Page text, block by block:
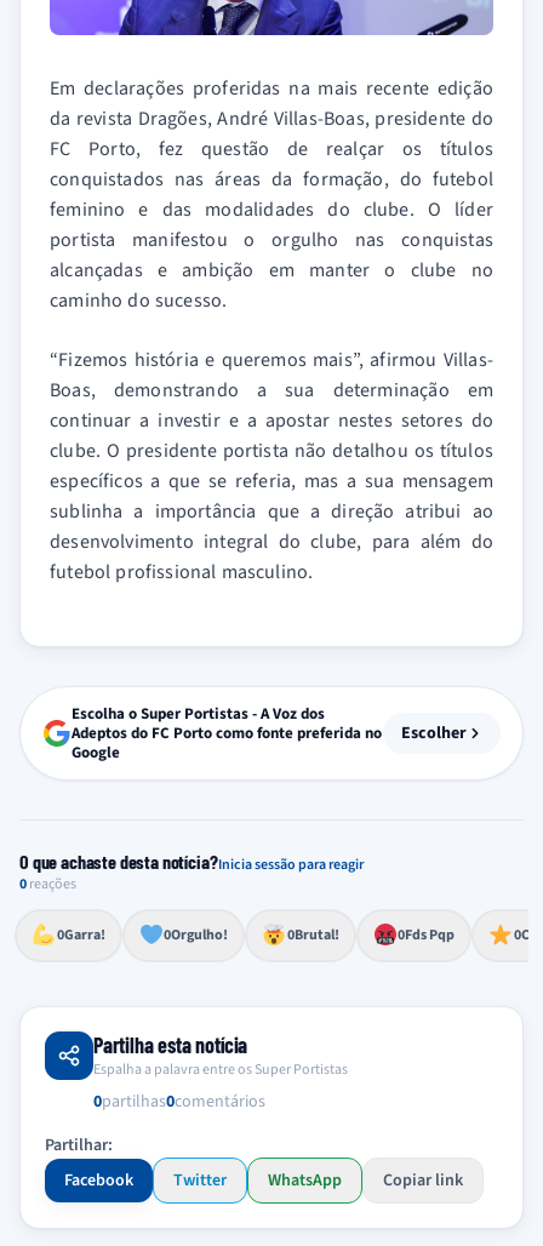
Em declarações proferidas na mais recente edição
da revista Dragões, André Villas-Boas, presidente do
FC Porto, fez questão de realçar os títulos
conquistados nas áreas da formação, do futebol
feminino e das modalidades do clube. O líder
portista manifestou o orgulho nas conquistas
alcançadas e ambição em manter o clube no
caminho do sucesso.
“Fizemos história e queremos mais”, afirmou Villas-
Boas, demonstrando a sua determinação em
continuar a investir e a apostar nestes setores do
clube. O presidente portista não detalhou os títulos
específicos a que se referia, mas a sua mensagem
sublinha a importância que a direção atribui ao
desenvolvimento integral do clube, para além do
futebol profissional masculino.
Escolha o Super Portistas - A Voz dos
Adeptos do FC Porto como fonte preferida no
Google
Escolher
O que achaste desta notícia?Inicia sessão para reagir
0reações
0Garra!
Esforço, determinação, aprovação forte
0Orgulho!
Lealdade, amor clubístico, sentimento profundo
0Brutal!
Impressionante, chocante, de grande impacto 0Fds Pqp
Reação de desespero, raiva, frustração ou espanto extremo 0
Excelência, destaque, o melhor
Partilha esta notícia
Espalha a palavra entre os Super Portistas
0partilhas0comentários
Partilhar:
Facebook
Twitter WhatsApp Copiar link